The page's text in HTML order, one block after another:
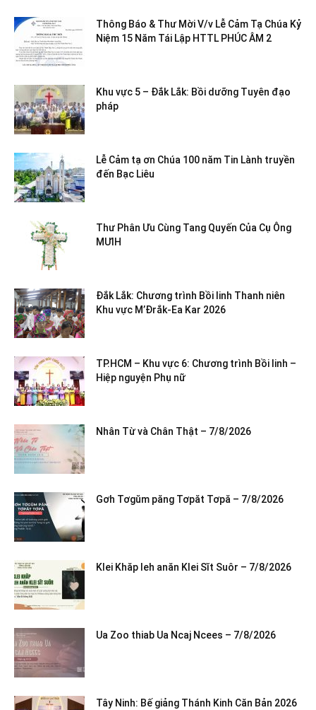
Thông Báo & Thư Mời V/v Lễ Cảm Tạ Chúa Kỷ
Niệm 15 Năm Tái Lập HTTL PHÚC ÂM 2
Khu vực 5 – Đắk Lắk: Bồi dưỡng Tuyên đạo
pháp
Lễ Cảm tạ ơn Chúa 100 năm Tin Lành truyền
đến Bạc Liêu
Thư Phân Ưu Cùng Tang Quyến Của Cụ Ông
MƯIH
Đắk Lắk: Chương trình Bồi linh Thanh niên
Khu vực M’Đrắk-Ea Kar 2026
TP.HCM – Khu vực 6: Chương trình Bồi linh –
Hiệp nguyện Phụ nữ
Nhân Từ và Chân Thật – 7/8/2026
Gơh Tơgŭm păng Tơpăt Tơpă – 7/8/2026
Klei Khăp leh anăn Klei Sĭt Suôr – 7/8/2026
Ua Zoo thiab Ua Ncaj Ncees – 7/8/2026
Tây Ninh: Bế giảng Thánh Kinh Căn Bản 2026